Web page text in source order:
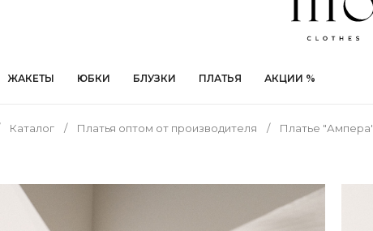
ЖАКЕТЫ ЮБКИ БЛУЗКИ ПЛАТЬЯ АКЦИИ %
Каталог Платья оптом от производителя Платье